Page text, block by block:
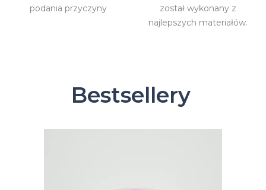
podania przyczyny
został wykonany z
najlepszych materiałów.
Bestsellery